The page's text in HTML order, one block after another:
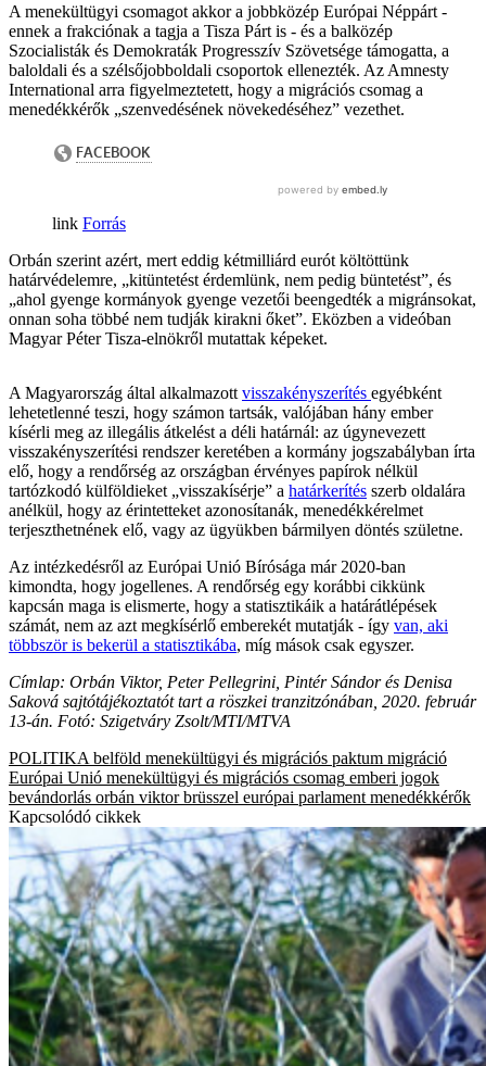
A menekültügyi csomagot akkor a jobbközép Európai Néppárt -
ennek a frakciónak a tagja a Tisza Párt is - és a balközép
Szocialisták és Demokraták Progresszív Szövetsége támogatta, a
baloldali és a szélsőjobboldali csoportok ellenezték. Az Amnesty
International arra figyelmeztetett, hogy a migrációs csomag a
menedékkérők „szenvedésének növekedéséhez” vezethet.
Forrás
Orbán szerint azért, mert eddig kétmilliárd eurót költöttünk
határvédelemre, „kitüntetést érdemlünk, nem pedig büntetést”, és
„ahol gyenge kormányok gyenge vezetői beengedték a migránsokat,
onnan soha többé nem tudják kirakni őket”. Eközben a videóban
Magyar Péter Tisza-elnökről mutattak képeket.
A Magyarország által alkalmazott visszakényszerítés egyébként
lehetetlenné teszi, hogy számon tartsák, valójában hány ember
kísérli meg az illegális átkelést a déli határnál: az úgynevezett
visszakényszerítési rendszer keretében a kormány jogszabályban írta
elő, hogy a rendőrség az országban érvényes papírok nélkül
tartózkodó külföldieket „visszakísérje” a határkerítés szerb oldalára
anélkül, hogy az érintetteket azonosítanák, menedékkérelmet
terjeszthetnének elő, vagy az ügyükben bármilyen döntés születne.
Az intézkedésről az Európai Unió Bírósága már 2020-ban
kimondta, hogy jogellenes. A rendőrség egy korábbi cikkünk
kapcsán maga is elismerte, hogy a statisztikáik a határátlépések
számát, nem az azt megkísérlő emberekét mutatják - így van, aki
többször is bekerül a statisztikába, míg mások csak egyszer.
Címlap: Orbán Viktor, Peter Pellegrini, Pintér Sándor és Denisa
Saková sajtótájékoztatót tart a röszkei tranzitzónában, 2020. február
13-án. Fotó: Szigetváry Zsolt/MTI/MTVA
POLITIKA belföld menekültügyi és migrációs paktum migráció
Európai Unió menekültügyi és migrációs csomag emberi jogok
bevándorlás orbán viktor brüsszel európai parlament menedékkérők
Kapcsolódó cikkek